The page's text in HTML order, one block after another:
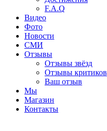
F.A.Q
Видео
Фото
Новости
СМИ
Отзывы
Отзывы звёзд
Отзывы критиков
Ваш отзыв
Мы
Магазин
Контакты